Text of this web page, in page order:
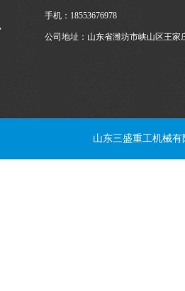
手机：18553676978
公司地址：山东省潍坊市峡山区王家
山东三盛重工机械